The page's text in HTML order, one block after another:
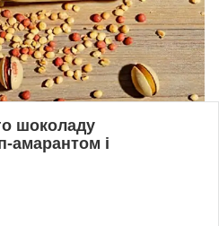
шоколаду
амарантом і